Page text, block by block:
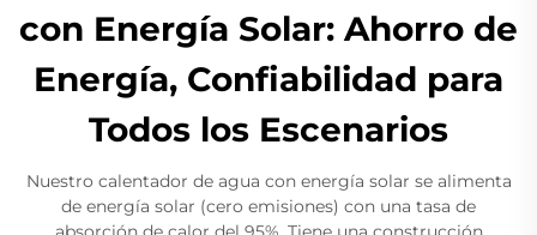
con Energía Solar: Ahorro de
Energía, Confiabilidad para
Todos los Escenarios
Nuestro calentador de agua con energía solar se alimenta
de energía solar (cero emisiones) con una tasa de